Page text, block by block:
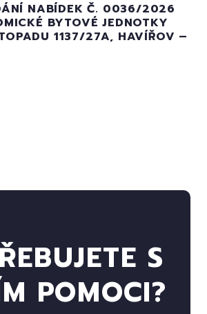
NABÍDEK Č. 0036/2026
BYTOVÉ JEDNOTKY
1137/27A, HAVÍŘOV –
S
POMOCI?